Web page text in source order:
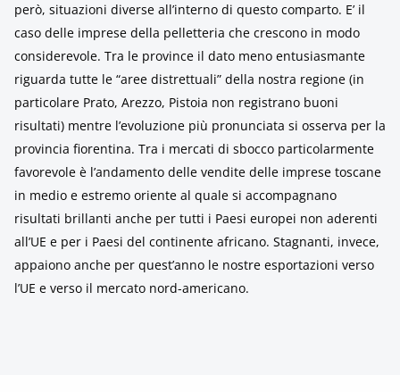
però, situazioni diverse all’interno di questo comparto. E’ il
caso delle imprese della pelletteria che crescono in modo
considerevole. Tra le province il dato meno entusiasmante
riguarda tutte le “aree distrettuali” della nostra regione (in
particolare Prato, Arezzo, Pistoia non registrano buoni
risultati) mentre l’evoluzione più pronunciata si osserva per la
provincia fiorentina. Tra i mercati di sbocco particolarmente
favorevole è l’andamento delle vendite delle imprese toscane
in medio e estremo oriente al quale si accompagnano
risultati brillanti anche per tutti i Paesi europei non aderenti
all’UE e per i Paesi del continente africano. Stagnanti, invece,
appaiono anche per quest’anno le nostre esportazioni verso
l’UE e verso il mercato nord-americano.